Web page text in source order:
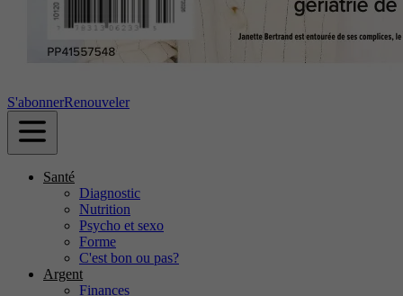
S'abonnerRenouveler
Santé
Diagnostic
Nutrition
Psycho et sexo
Forme
C'est bon ou pas?
Argent
Finances